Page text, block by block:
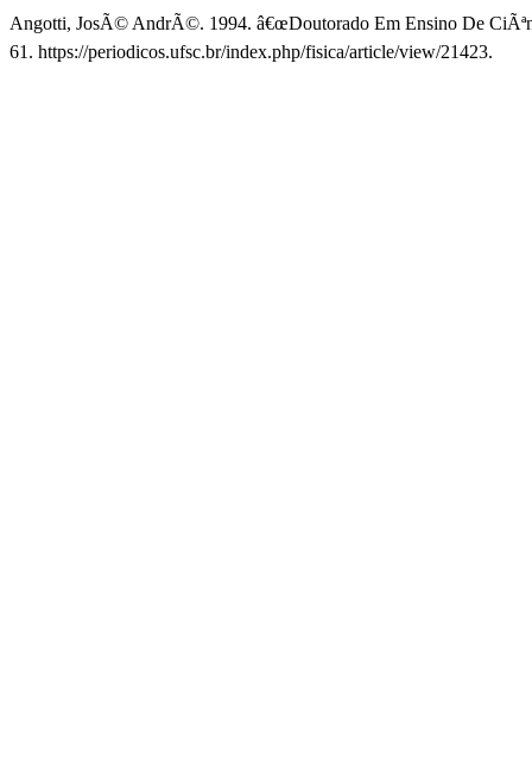
Angotti, JosÃ© AndrÃ©. 1994. â€œDoutorado Em Ensino De
61. https://periodicos.ufsc.br/index.php/fisica/article/view/21423.